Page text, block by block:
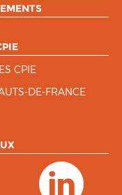
CPIE
DE-FRANCE